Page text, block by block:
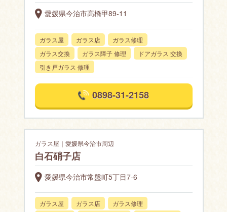
愛媛県今治市高橋甲89-11
ガラス屋 ガラス店
ガラス修理
ガラス交換
ガラス障子 修理
ドアガラス 交換
引き戸ガラス 修理
0898-31-2158
ガラス屋｜愛媛県今治市周辺
白石硝子店
愛媛県今治市常盤町5丁目7-6
ガラス屋 ガラス店
ガラス修理